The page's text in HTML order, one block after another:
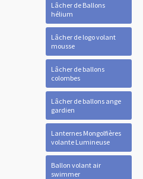
Lâcher de Ballons
hélium
Lâcher de logo volant
mousse
Lâcher de ballons
colombes
Lâcher de ballons ange
gardien
Lanternes Mongolfières
volante Lumineuse
Ballon volant air
swimmer